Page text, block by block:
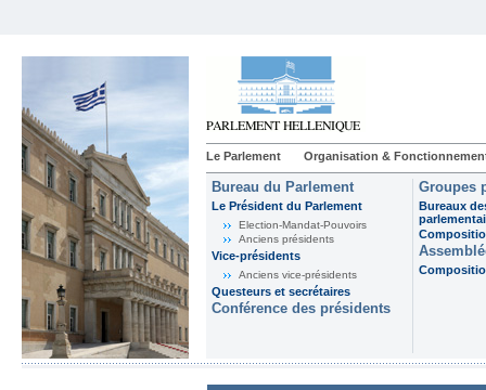
Le Parlement Organisation &
Bureau du Parlement
Le Président du Parlement
Election-Mandat-Pouvoirs
Anciens présidents
Vice-présidents
Anciens vice-présidents
Questeurs et secrétaires
Conférence des présidents
Groupes
Bureaux